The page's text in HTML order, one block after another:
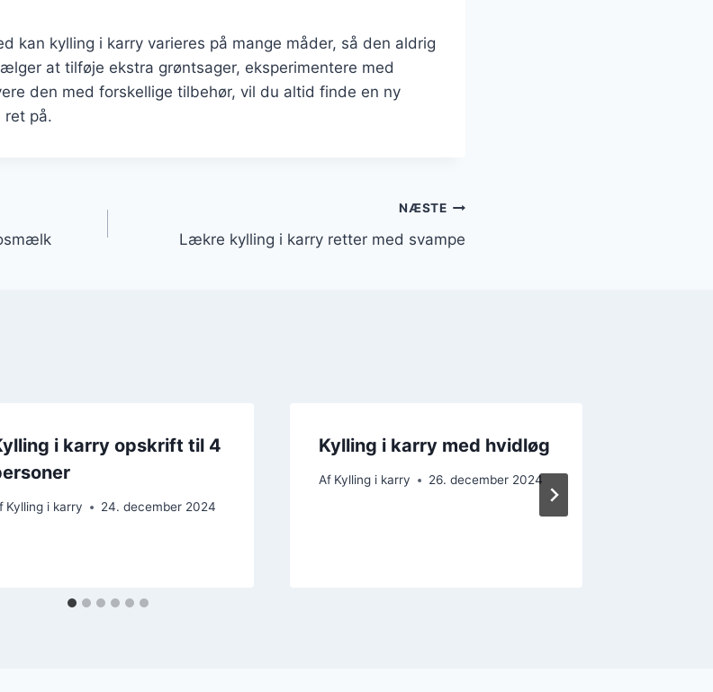
kan kylling i karry varieres på mange måder, så den aldrig
at tilføje ekstra grøntsager, eksperimentere med
den med forskellige tilbehør, vil du altid finde en ny
ret på.
NÆSTE
Lækre kylling i karry retter med svampe
i karry opskrift til 4
Kylling i karry 24. december 2024
Kylling i karry med hvidløg
Af Kylling i karry 26. december 2024